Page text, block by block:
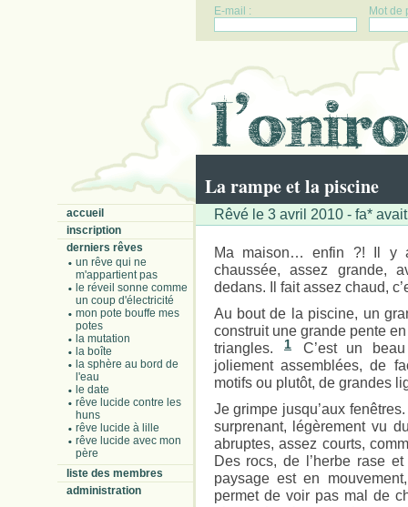
E-mail : Mot de
La rampe et la piscine
accueil
inscription
derniers rêves
un rêve qui ne
m'appartient pas
le réveil sonne comme
un coup d'électricité
mon pote bouffe mes
potes
la mutation
la boîte
la sphère au bord de
l'eau
le date
rêve lucide contre les
huns
rêve lucide à lille
rêve lucide avec mon
père
liste des membres
administration
Rêvé le 3 avril 2010 - fa*
Ma maison… enfin ?! Il y
chaussée, assez grande,
dedans. Il fait assez chaud,
Au bout de la piscine, un
construit une grande pente
triangles.
1
C’est un
joliement assemblées, de
motifs ou plutôt, de grandes
Je grimpe jusqu’aux
surprenant, légèrement vu
abruptes, assez courts,
Des rocs, de l’herbe rase
paysage est en
permet de voir pas mal de